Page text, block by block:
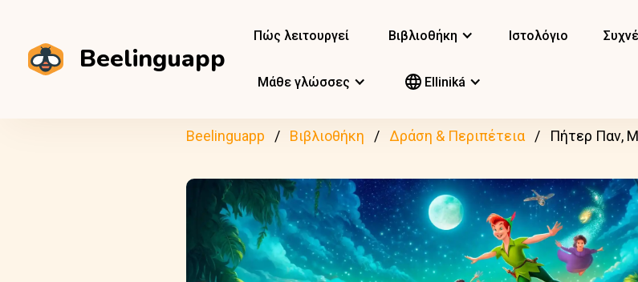
Beelinguapp
Πώς λειτουργεί Βιβλιοθήκη Ιστολόγιο
Μάθε γλώσσες Elliniká
Beelinguapp Βιβλιοθήκη Δράση & Περιπέτεια Πήτερ Παν,